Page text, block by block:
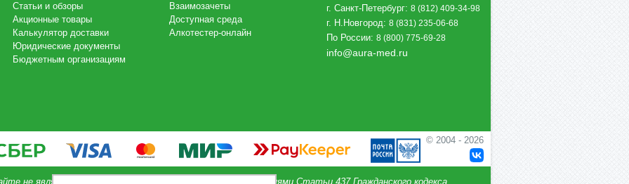
Статьи и обзоры
Акционные товары
Калькулятор доставки
Юридические документы
Бюджетным организациям
Взаимозачеты
Доступная среда
Алкотестер-онлайн
г. Санкт-Петербург:8 (812) 409-34-98
г. Н.Новгород:8 (831) 235-06-68
По России:8 (800) 775-69-28
info@aura-med.ru
© 2004 - 2026
не является публичной офертой, определяемой положениями Статьи 437 Гражданского кодекса